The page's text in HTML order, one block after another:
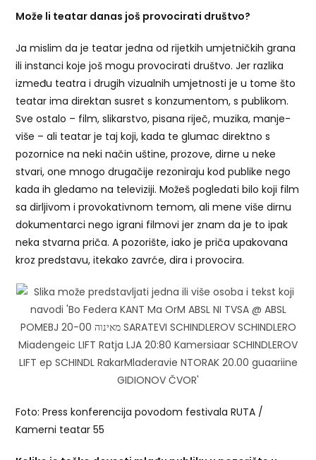
Može li teatar danas još provocirati društvo?
Ja mislim da je teatar jedna od rijetkih umjetničkih grana
ili instanci koje još mogu provocirati društvo. Jer razlika
između teatra i drugih vizualnih umjetnosti je u tome što
teatar ima direktan susret s konzumentom, s publikom.
Sve ostalo – film, slikarstvo, pisana riječ, muzika, manje-
više – ali teatar je taj koji, kada te glumac direktno s
pozornice na neki način uštine, prozove, dirne u neke
stvari, one mnogo drugačije rezoniraju kod publike nego
kada ih gledamo na televiziji. Možeš pogledati bilo koji film
sa dirljivom i provokativnom temom, ali mene više dirnu
dokumentarci nego igrani filmovi jer znam da je to ipak
neka stvarna priča. A pozorište, iako je priča upakovana
kroz predstavu, itekako zavrće, dira i provocira.
Foto: Press konferencija povodom festivala RUTA /
Kamerni teatar 55